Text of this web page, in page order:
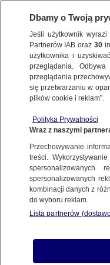
BIZNES
MOTO
przed świętami.
przyczyny
27.03.2021, 15:33
Udostępnij
uwagę Biuro
petrol "wydaje się
Dbamy o Twoją
Jeśli użytkownik
Partnerów IAB oraz30
użytkownika i
przeglądania.
przeglądania
się przetwarzaniu w
plików cookie i reklam”.
Polityka Prywatności
Wraz z naszymi
Przechowywanie
treści.
spersonalizowanych
spersonalizowanych
kombinacji danych z
do wyboru reklam.
Lista partnerów